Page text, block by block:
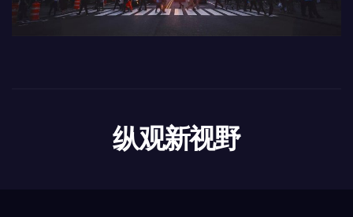
纵观新视野